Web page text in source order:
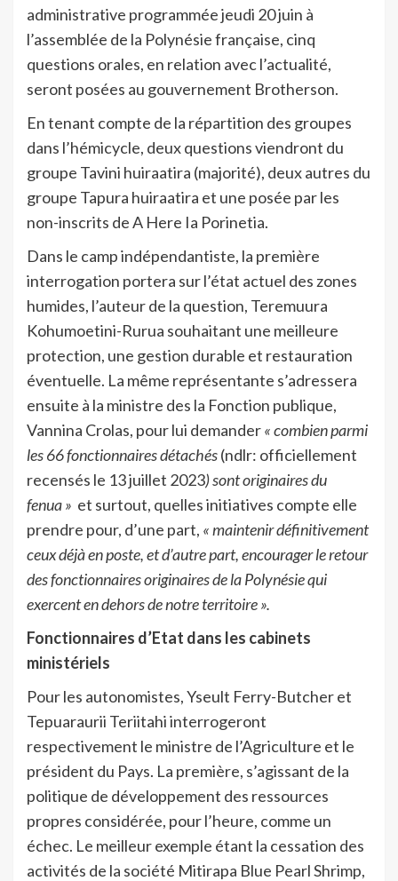
administrative programmée jeudi 20 juin à
l’assemblée de la Polynésie française, cinq
questions orales, en relation avec l’actualité,
seront posées au gouvernement Brotherson.
En tenant compte de la répartition des groupes
dans l’hémicycle, deux questions viendront du
groupe Tavini huiraatira (majorité), deux autres du
groupe Tapura huiraatira et une posée par les
non-inscrits de A Here Ia Porinetia.
Dans le camp indépendantiste, la première
interrogation portera sur l’état actuel des zones
humides, l’auteur de la question, Teremuura
Kohumoetini-Rurua souhaitant une meilleure
protection, une gestion durable et restauration
éventuelle. La même représentante s’adressera
ensuite à la ministre des la Fonction publique,
Vannina Crolas, pour lui demander« combien parmi
les 66 fonctionnaires détachés(ndlr: officiellement
recensés le 13 juillet 2023) sont originaires du
fenua » et surtout, quelles initiatives compte elle
prendre pour, d’une part, « maintenir définitivement
ceux déjà en poste, et d’autre part, encourager le retour
des fonctionnaires originaires de la Polynésie qui
exercent en dehors de notre territoire ».
Fonctionnaires d’Etat dans les cabinets
ministériels
Pour les autonomistes, Yseult Ferry-Butcher et
Tepuaraurii Teriitahi interrogeront
respectivement le ministre de l’Agriculture et le
président du Pays. La première, s’agissant de la
politique de développement des ressources
propres considérée, pour l’heure, comme un
échec. Le meilleur exemple étant la cessation des
activités de la société Mitirapa Blue Pearl Shrimp,